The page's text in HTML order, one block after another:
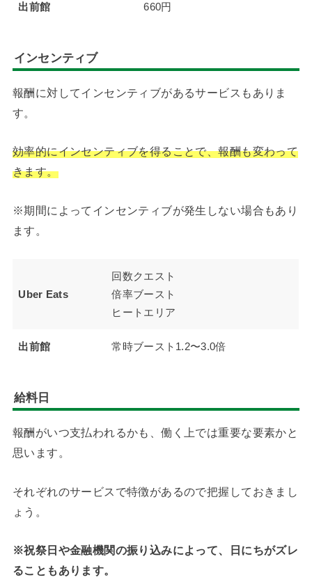
出前館 660円
インセンティブ
報酬に対してインセンティブがあるサービスもありま
す。
効率的にインセンティブを得ることで、報酬も変わって
きます。
※期間によってインセンティブが発生しない場合もあり
ます。
Uber Eats
回数クエスト
倍率ブースト
ヒートエリア
出前館 常時ブースト1.2〜3.0倍
給料日
報酬がいつ支払われるかも、働く上では重要な要素かと
思います。
それぞれのサービスで特徴があるので把握しておきまし
ょう。
※祝祭日や金融機関の振り込みによって、日にちがズレ
ることもあります。